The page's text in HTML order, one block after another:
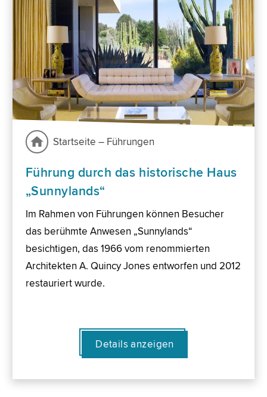
Startseite – Führungen
Führung durch das historische Haus
„Sunnylands“
Im Rahmen von Führungen können Besucher
das berühmte Anwesen „Sunnylands“
besichtigen, das 1966 vom renommierten
Architekten A. Quincy Jones entworfen und 2012
restauriert wurde.
Details anzeigen